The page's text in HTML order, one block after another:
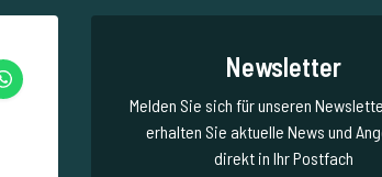
Newsletter
Melden Sie sich für unseren
erhalten Sie aktuelle News und
direkt in Ihr Postfach